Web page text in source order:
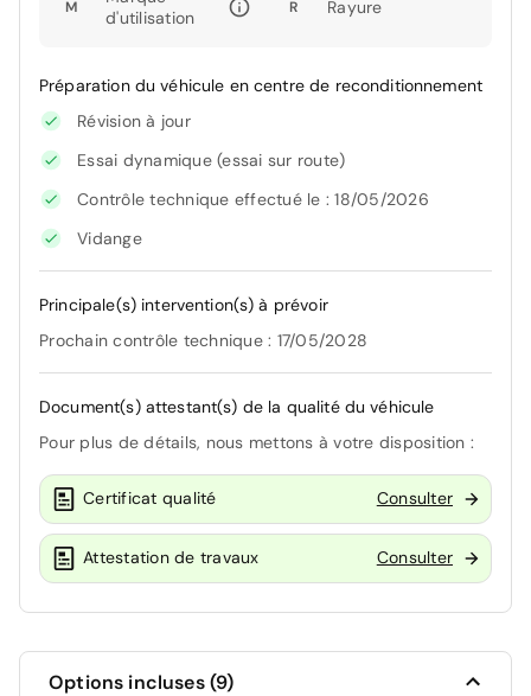
M
d'utilisation
R Rayure
Préparation du véhicule en centre de reconditionnement
Révision à jour
Essai dynamique (essai sur route)
Contrôle technique effectué le : 18/05/2026
Vidange
Principale(s) intervention(s) à prévoir
Prochain contrôle technique : 17/05/2028
Document(s) attestant(s) de la qualité du véhicule
Pour plus de détails, nous mettons à votre disposition :
Certificat qualité Consulter
Attestation de travaux Consulter
Options incluses (9)